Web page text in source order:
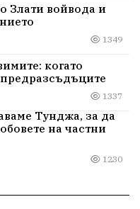
Злати войвода и
1349
когато
1337
Тунджа, за да
на частни
1230